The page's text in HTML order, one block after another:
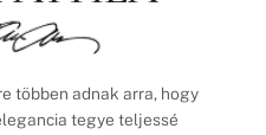
többen adnak arra, hogy
tegye teljessé